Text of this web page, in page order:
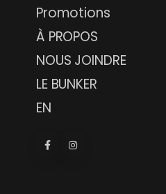
Promotions
À PROPOS
NOUS JOINDRE
LE BUNKER
EN